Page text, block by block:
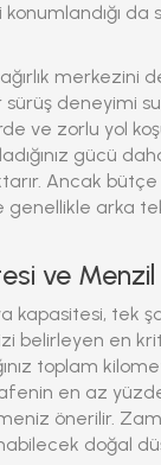
da
merkezini
sürüş deneyimi
ve zorlu yol
gücü
Ancak
genellikle arka
ve Menzil
kapasitesi, tek
belirleyen en
toplam
en az
önerilir.
doğal